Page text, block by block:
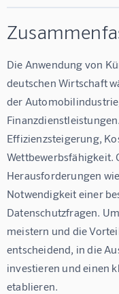
Die Anwendung von
deutschen Wirtschaft
der
Effizienzsteigerung,
Wettbewerbsfähigkeit.
Herausforderungen
Notwendigkeit einer
Datenschutzfragen.
meistern und die
entscheidend, in die
investieren und einen
etablieren.